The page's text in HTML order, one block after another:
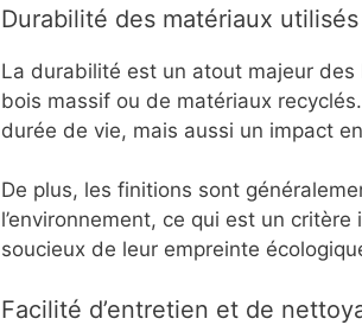
Durabilité des matériaux utilisés
La durabilité est un atout majeur
bois massif ou de matériaux
durée de vie, mais aussi un impact
De plus, les finitions sont
l’environnement, ce qui est un
soucieux de leur empreinte
Facilité d’entretien et de